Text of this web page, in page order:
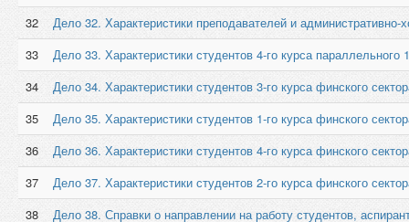
32
Дело 32. Характеристики преподавателей и
33
Дело 33. Характеристики студентов 4-го курса
34
Дело 34. Характеристики студентов 3-го курса финского
35
Дело 35. Характеристики студентов 1-го курса финского
36
Дело 36. Характеристики студентов 4-го курса финского
37
Дело 37. Характеристики студентов 2-го курса финского
38
Дело 38. Справки о направлении на работу студентов,